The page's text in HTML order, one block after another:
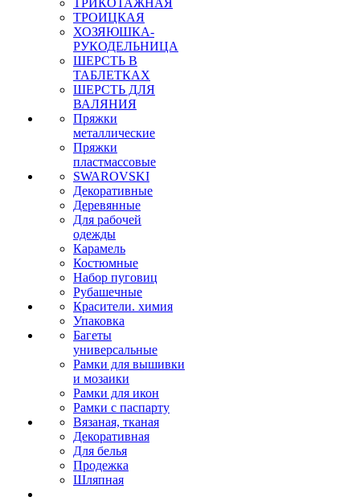
ТРИКОТАЖНАЯ
ТРОИЦКАЯ
ХОЗЯЮШКА-
РУКОДЕЛЬНИЦА
ШЕРСТЬ В
ТАБЛЕТКАХ
ШЕРСТЬ ДЛЯ
ВАЛЯНИЯ
Пряжки
металлические
Пряжки
пластмассовые
SWAROVSKI
Декоративные
Деревянные
Для рабочей
одежды
Карамель
Костюмные
Набор пуговиц
Рубашечные
Красители. химия
Упаковка
Багеты
универсальные
Рамки для вышивки
и мозаики
Рамки для икон
Рамки с паспарту
Вязаная, тканая
Декоративная
Для белья
Продежка
Шляпная